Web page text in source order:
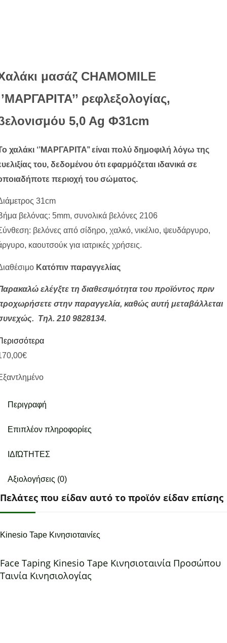
μασάζ CHAMOMILE
ρεφλεξολογίας,
5,0 Αg Φ31cm
χαλάκι ‘’ΜΑΡΓΑΡΙΤΑ’’ είναι πολύ δημοφιλή λόγω της
του, δεδομένου ότι εφαρμόζεται ιδανικά σε
περιοχή του σώματος.
31cm
βελόνας: 5mm, συνολικά βελόνες 2106
βελόνες από σίδηρο, χαλκό, νικέλιο, ψευδάργυρο,
καουτσούκ για ιατρικές χρήσεις.
Κατόπιν παραγγελίας
ελέγξτε τη διαθεσιμότητα του προϊόντος πριν
στην παραγγελία, καθώς αυτή μεταβάλλεται
Τηλ. 210 9828134.
€
Περιγραφή
Επιπλέον πληροφορίες
ΙΔΙΏΤΗΤΕΣ
Αξιολογήσεις (0)
Πελάτες που είδαν αυτό το προϊόν είδαν επίσης
Kinesio Tape Κινησιοταινίες
Face Taping Kinesio Tape Κινησιοταινία Προσώπου
Ταινία Κινησιολογίας